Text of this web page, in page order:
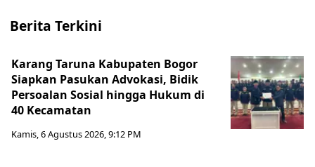
Berita Terkini
Karang Taruna Kabupaten Bogor
Siapkan Pasukan Advokasi, Bidik
Persoalan Sosial hingga Hukum di
40 Kecamatan
Kamis, 6 Agustus 2026, 9:12 PM